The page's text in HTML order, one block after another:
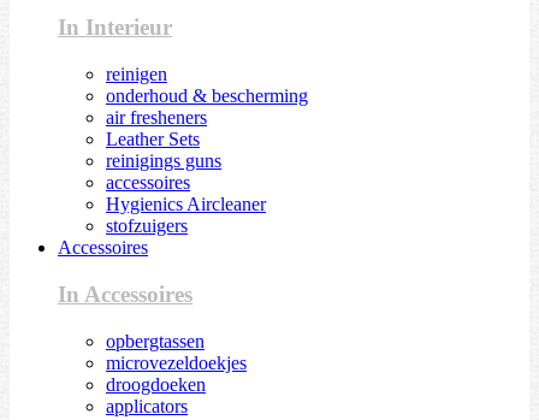
In Interieur
reinigen
onderhoud & bescherming
air fresheners
Leather Sets
reinigings guns
accessoires
Hygienics Aircleaner
stofzuigers
Accessoires
In Accessoires
opbergtassen
microvezeldoekjes
droogdoeken
applicators